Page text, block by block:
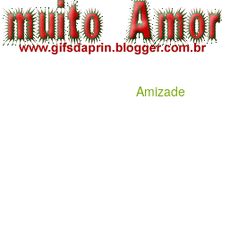
Amizade